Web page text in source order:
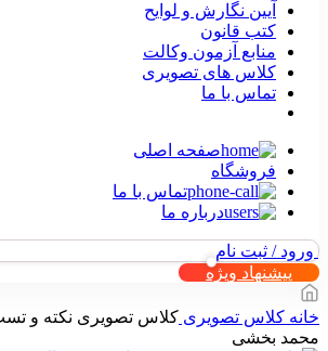
آیین نگارش و لوایح
کتب قانون
منابع آزمون وکالت
کلاس های تصویری
تماس با ما
صفحه اصلی
فروشگاه
تماس با ما
درباره ما
ورود / ثبت نام
پیشنهاد ویژه
خانه کلاس تصویری کلاس تصویری نکته و
محمد بخشی